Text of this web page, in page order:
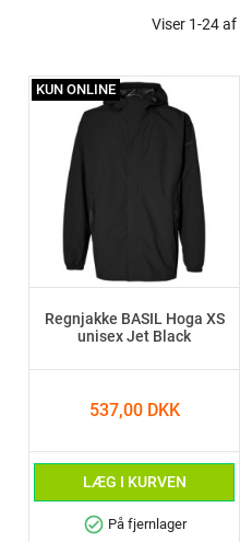
Viser 1-24
Regnjakke BASIL Hoga XS
unisex Jet Black
537,00 DKK
LÆG I KURVEN
check_circle På fjernlager
KUN ONLINE